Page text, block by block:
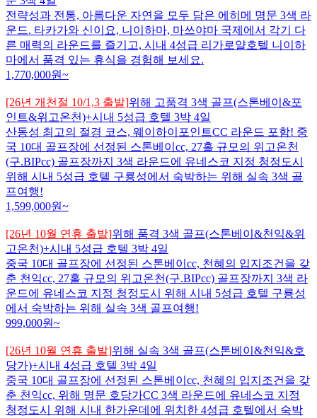
전략성과 전통, 아름다운 자연을 모두 담은 에히메 명문 3색 라
운드. 타카가와 신이요, 니이하마, 마쓰야마 국제에서 각기 다
른 매력의 라운드를 즐기고, 시내 4성급 리가로얄호텔 니이하
마에서 품격 있는 휴식을 경험해 보세요.
1,770,000원~
[26년 개천절 10/1,3 출발]위해 고품격 3색 골프(스톤베이&포
인트&위고온천)+시내 5성급 호텔 3박 4일
산동성 최고의 절경 코스, 웨이하이포인트CC 라운드 포함! 중
국 10대 골프장에 선정된 스톤베이cc, 27홀 규모의 위고온천
(구.BIPcc) 골프장까지 3색 라운드에 유네스코 지정 청정도시
위해 시내 5성급 호텔 구룡성에서 숙박하는 위해 실속 3색 골
프여행!
1,599,000원~
[26년 10월 연휴 출발]위해 품격 3색 골프(스톤베이&천익&위
고온천)+시내 5성급 호텔 3박 4일
중국 10대 골프장에 선정된 스톤베이cc, 천혜의 입지조건을 갖
춘 천익cc, 27홀 규모의 위고온천(구.BIPcc) 골프장까지 3색 라
운드에 유네스코 지정 청정도시 위해 시내 5성급 호텔 구룡성
에서 숙박하는 위해 실속 3색 골프여행!
999,000원~
[26년 10월 연휴 출발]위해 실속 3색 골프(스톤베이&천익&호
당가)+시내 4성급 호텔 3박 4일
중국 10대 골프장에 선정된 스톤베이cc, 천혜의 입지조건을 갖
춘 천익cc, 위해 명문 호당가CC 3색 라운드에 유네스코 지정
청정도시 위해 시내 한가운데에 위치한 4성급 호텔에서 숙박